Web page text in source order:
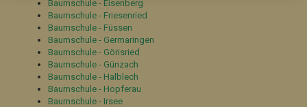
Baumschule - Eisenberg
Baumschule - Friesenried
Baumschule - Füssen
Baumschule - Germaringen
Baumschule - Görisried
Baumschule - Günzach
Baumschule - Halblech
Baumschule - Hopferau
Baumschule - Irsee